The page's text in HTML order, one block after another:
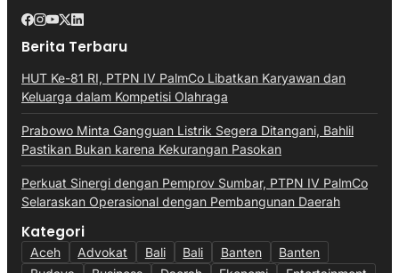
Berita Terbaru
HUT Ke-81 RI, PTPN IV PalmCo Libatkan Karyawan dan
Keluarga dalam Kompetisi Olahraga
Prabowo Minta Gangguan Listrik Segera Ditangani, Bahlil
Pastikan Bukan karena Kekurangan Pasokan
Perkuat Sinergi dengan Pemprov Sumbar, PTPN IV PalmCo
Selaraskan Operasional dengan Pembangunan Daerah
Kategori
Aceh Advokat Bali Bali Banten
Banten